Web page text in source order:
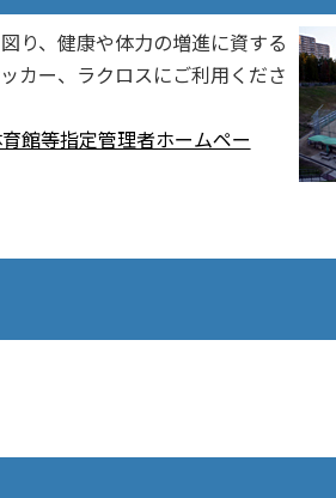
り、健康や体力の増進に資する
カー、ラクロスにご利用くださ
館等指定管理者ホームペー